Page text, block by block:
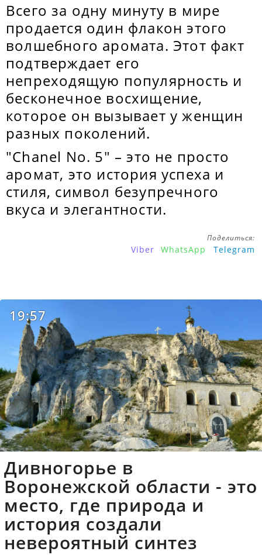
Всего за одну минуту в мире
продается один флакон этого
волшебного аромата. Этот факт
подтверждает его
непреходящую популярность и
бесконечное восхищение,
которое он вызывает у женщин
разных поколений.
"Chanel No. 5" – это не просто
аромат, это история успеха и
стиля, символ безупречного
вкуса и элегантности.
Поделиться:
Viber WhatsApp Telegram
19:57
Дивногорье в
Воронежской области - это
место, где природа и
история создали
невероятный синтез